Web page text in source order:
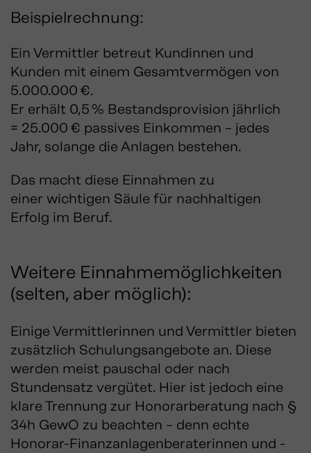
Beispielrechnung:
Ein Vermittler betreut Kundinnen und
Kunden mit einem Gesamtvermögen von
5.000.000 €.
Er erhält 0,5 % Bestandsprovision jährlich
= 25.000 € passives Einkommen – jedes
Jahr, solange die Anlagen bestehen.
Das macht diese Einnahmen zu
einer wichtigen Säule für nachhaltigen
Erfolg im Beruf.
Weitere Einnahmemöglichkeiten
(selten, aber möglich):
Einige Vermittlerinnen und Vermittler bieten
zusätzlich Schulungsangebote an. Diese
werden meist pauschal oder nach
Stundensatz vergütet. Hier ist jedoch eine
klare Trennung zur Honorarberatung nach §
34h GewO zu beachten – denn echte
Honorar-Finanzanlagenberaterinnen und -